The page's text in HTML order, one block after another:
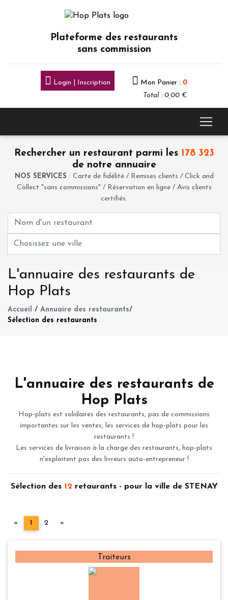
Plateforme des restaurants
sans commission
Login | Inscription Mon Panier : 0
Total : 0,00 €
Rechercher un restaurant parmi les 178 323
de notre annuaire
NOS SERVICES : Carte de fidélité / Remises clients / Click and
Collect "sans commissions" / Réservation en ligne / Avis clients
certifiés.
L'annuaire des restaurants de
Hop Plats
Accueil / Annuaire des restaurants/
Sélection des restaurants
L'annuaire des restaurants de
Hop Plats
Hop-plats est solidaires des restaurants, pas de commissions
importantes sur les ventes, les services de hop-plats pour les
restaurants !
Les services de livraison à la charge des restaurants, hop-plats
n'exploitent pas des livreurs auto-entrepreneur !
Sélection des 12 retaurants - pour la ville de STENAY
« Précédent
1 2 »
Traiteurs